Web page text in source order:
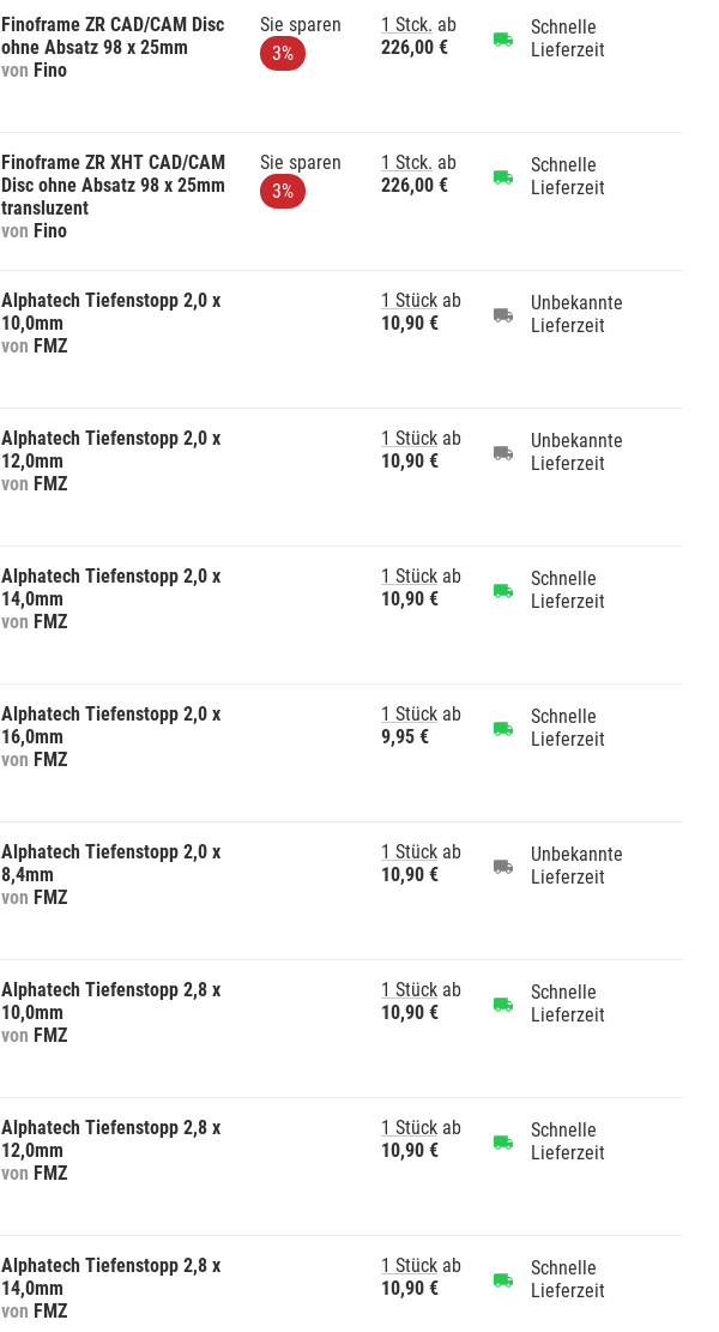
Finoframe ZR CAD/CAM Disc
ohne Absatz 98 x 25mm
von Fino
Sie sparen
3%
1 Stck. ab
226,00 €
Schnelle
Lieferzeit
Finoframe ZR XHT CAD/CAM
Disc ohne Absatz 98 x 25mm
transluzent
von Fino
Sie sparen
3%
1 Stck. ab
226,00 €
Schnelle
Lieferzeit
Alphatech Tiefenstopp 2,0 x
10,0mm
von FMZ
1 Stück ab
10,90 €
Unbekannte
Lieferzeit
Alphatech Tiefenstopp 2,0 x
12,0mm
von FMZ
1 Stück ab
10,90 €
Unbekannte
Lieferzeit
Alphatech Tiefenstopp 2,0 x
14,0mm
von FMZ
1 Stück ab
10,90 €
Schnelle
Lieferzeit
Alphatech Tiefenstopp 2,0 x
16,0mm
von FMZ
1 Stück ab
9,95 €
Schnelle
Lieferzeit
Alphatech Tiefenstopp 2,0 x
8,4mm
von FMZ
1 Stück ab
10,90 €
Unbekannte
Lieferzeit
Alphatech Tiefenstopp 2,8 x
10,0mm
von FMZ
1 Stück ab
10,90 €
Schnelle
Lieferzeit
Alphatech Tiefenstopp 2,8 x
12,0mm
von FMZ
1 Stück ab
10,90 €
Schnelle
Lieferzeit
Alphatech Tiefenstopp 2,8 x
14,0mm
von FMZ
1 Stück ab
10,90 €
Schnelle
Lieferzeit